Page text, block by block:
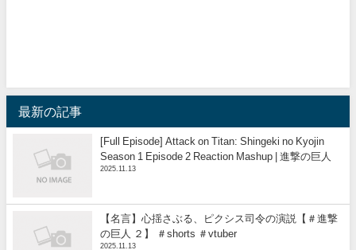
最新の記事
[Full Episode] Attack on Titan: Shingeki no Kyojin
Season 1 Episode 2 Reaction Mashup | 進撃の巨人
2025.11.13
【名言】心揺さぶる、ピクシス司令の演説【＃進撃
の巨人 ２】 ＃shorts ＃vtuber
2025.11.13